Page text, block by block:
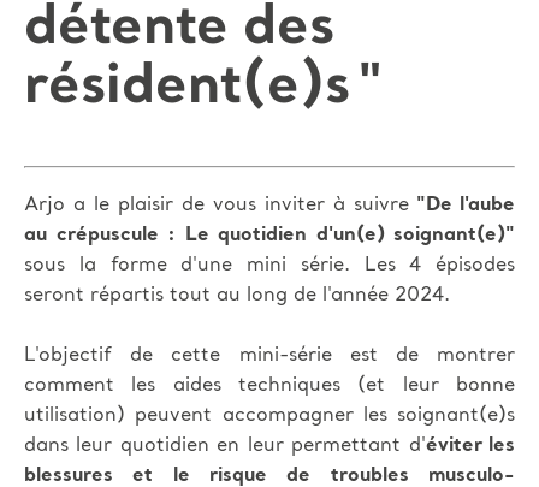
détente des
résident(e)s "
Arjo a le plaisir de vous inviter à suivre "De l'aube
au crépuscule : Le quotidien d'un(e) soignant(e)"
sous la forme d'une mini série. Les 4 épisodes
seront répartis tout au long de l'année 2024.
L'objectif de cette mini-série est de montrer
comment les aides techniques (et leur bonne
utilisation) peuvent accompagner les soignant(e)s
dans leur quotidien en leur permettant d'éviter les
blessures et le risque de troubles musculo-